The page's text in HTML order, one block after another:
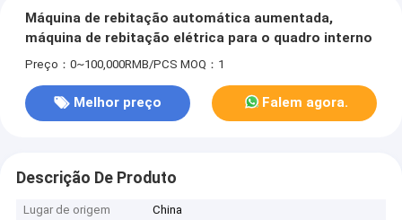
Máquina de rebitação automática aumentada,
máquina de rebitação elétrica para o quadro interno
Preço：0~100,000RMB/PCS MOQ：1
Melhor preço Falem agora.
Descrição De Produto
Lugar de origem
China